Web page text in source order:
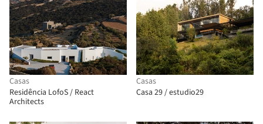
Casas
Residência LofoS / React
Architects
Casas
Casa 29 / estudio29